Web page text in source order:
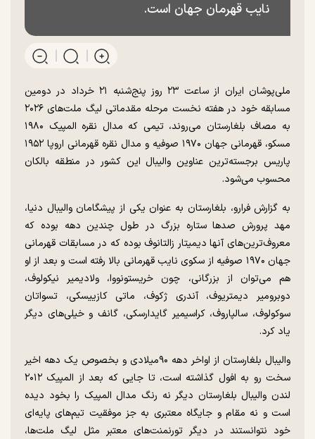
نایب قهرمان جهان است.
ملی‌پوشان ایران از ساعت ۲۳ روز پنج‌شنبه ۲۱ خرداد در دومین
مسابقه خود در هفته نخست مرحله مقدماتی لیگ ملت‌های ۲۰۲۶
به مصاف بلغارستان می‌روند، تیمی که مدال نقره المپیک ۱۹۸۰
مسکو، قهرمانی جهان ۱۹۷۰ صوفیه و مدال نقره قهرمانی اروپا ۱۹۵۲
پاریس برجسته‌ترین عناوین والیبال این کشور در منطقه بالکان
محسوب می‌شود.
به گزارش فرارو، بلغارستان به عنوان یکی از پیشگامان والیبال دنیا،
مهد پرورش صد‌ها ستاره بزرگ در طول چندین دهه بوده که
معروف‌ترین‌های آنها دیمیتار زالتانوف بوده که در مسابقات قهرمانی
جهان ۱۹۷۰ صوفیه از سکوی نایب قهرمانی بالا رفته است و بعد از او
هم می‌توان از بزرگانی، چون خریستو‌نووا، ولادیمیر نیکولوف،
دوبرومیر دیمتریوف، آندری ژکوف، ماتی کازییسکی، تسواتان
سوکولوف، سالپاروف، کراسیمیر گایدارسکی، گانف و خیلی‌های دیگر
یاد کرد.
والیبال بلغارستان از اواخر دهه ۹۰میلادی و بخصوص یک دهه اخیر
سخت رو به افول گذاشته است، تا جایی که بعد از المپیک ۲۰۱۲
لندن والیبال بلغارستان دیگر نه رنگ مدال المپیک را بخود دیده
است و نه مقام و جایگاه معتبری به جز موفقیت تیم‌های پایه‌ای
خود نتوانستند در دیگر تورنمنت‌های معتبر مثل لیگ ملت‌ها،